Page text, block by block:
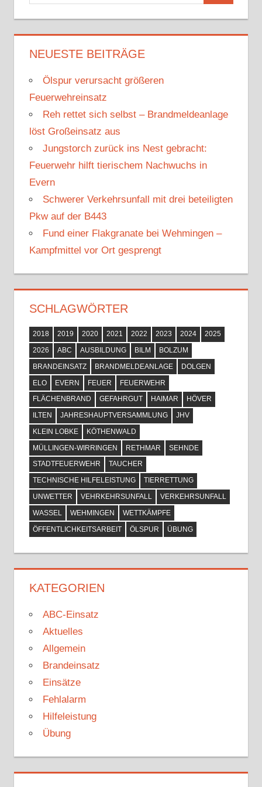
u
c
h
e
a
h
c
NEUESTE BEITRÄGE
Ölspur verursacht größeren
Feuerwehreinsatz
Reh rettet sich selbst – Brandmeldeanlage
löst Großeinsatz aus
Jungstorch zurück ins Nest gebracht:
Feuerwehr hilft tierischem Nachwuchs in
Evern
Schwerer Verkehrsunfall mit drei beteiligten
Pkw auf der B443
Fund einer Flakgranate bei Wehmingen –
Kampfmittel vor Ort gesprengt
SCHLAGWÖRTER
2018 2019 2020 2021 2022 2023 2024
2025
2026
ABC AUSBILDUNG BILM
BOLZUM
BRANDEINSATZ
BRANDMELDEANLAGE
DOLGEN
ELO
EVERN FEUER
FEUERWEHR
FLÄCHENBRAND
GEFAHRGUT HAIMAR
HÖVER
ILTEN
JAHRESHAUPTVERSAMMLUNG
JHV
KLEIN LOBKE
KÖTHENWALD
MÜLLINGEN-WIRRINGEN
RETHMAR
SEHNDE
STADTFEUERWEHR
TAUCHER
TECHNISCHE HILFELEISTUNG
TIERRETTUNG
UNWETTER
VEHRKEHRSUNFALL
VERKEHRSUNFALL
WASSEL
WEHMINGEN
WETTKÄMPFE
ÖFFENTLICHKEITSARBEIT
ÖLSPUR ÜBUNG
KATEGORIEN
ABC-Einsatz
Aktuelles
Allgemein
Brandeinsatz
Einsätze
Fehlalarm
Hilfeleistung
Übung